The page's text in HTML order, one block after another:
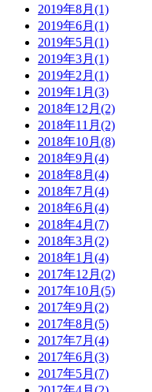
2019年8月(1)
2019年6月(1)
2019年5月(1)
2019年3月(1)
2019年2月(1)
2019年1月(3)
2018年12月(2)
2018年11月(2)
2018年10月(8)
2018年9月(4)
2018年8月(4)
2018年7月(4)
2018年6月(4)
2018年4月(7)
2018年3月(2)
2018年1月(4)
2017年12月(2)
2017年10月(5)
2017年9月(2)
2017年8月(5)
2017年7月(4)
2017年6月(3)
2017年5月(7)